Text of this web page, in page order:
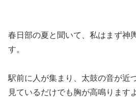
春日部の夏と聞いて、私はまず神
す。
駅前に人が集まり、太鼓の音が近
見ているだけでも胸が高鳴ります